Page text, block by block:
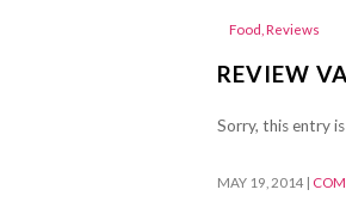
Food Reviews
REVIEW
Sorry, this entry
MAY 19, 2014 |